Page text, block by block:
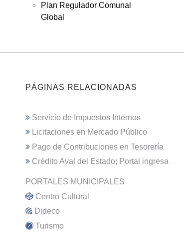
Plan Regulador Comunal
Global
PÁGINAS RELACIONADAS
Servicio de Impuestos Internos
Licitaciones en Mercado Público
Pago de Contribuciones en Tesorería
Crédito Aval del Estado; Portal ingresa
PORTALES MUNICIPALES
Centro Cultural
Dideco
Turismo